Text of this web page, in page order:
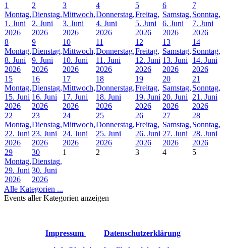
1
Montag,
1. Juni
2026
2
Dienstag,
2. Juni
2026
3
Mittwoch,
3. Juni
2026
4
Donnerstag,
4. Juni
2026
5
Freitag,
5. Juni
2026
6
Samstag,
6. Juni
2026
7
Sonntag,
7. Juni
2026
8
Montag,
8. Juni
2026
9
Dienstag,
9. Juni
2026
10
Mittwoch,
10. Juni
2026
11
Donnerstag,
11. Juni
2026
12
Freitag,
12. Juni
2026
13
Samstag,
13. Juni
2026
14
Sonntag,
14. Juni
2026
15
Montag,
15. Juni
2026
16
Dienstag,
16. Juni
2026
17
Mittwoch,
17. Juni
2026
18
Donnerstag,
18. Juni
2026
19
Freitag,
19. Juni
2026
20
Samstag,
20. Juni
2026
21
Sonntag,
21. Juni
2026
22
Montag,
22. Juni
2026
23
Dienstag,
23. Juni
2026
24
Mittwoch,
24. Juni
2026
25
Donnerstag,
25. Juni
2026
26
Freitag,
26. Juni
2026
27
Samstag,
27. Juni
2026
28
Sonntag,
28. Juni
2026
29
Montag,
29. Juni
2026
30
Dienstag,
30. Juni
2026
1 2 3 4 5
Alle Kategorien ...
Events aller Kategorien anzeigen
Impressum
Datenschutzerklärung